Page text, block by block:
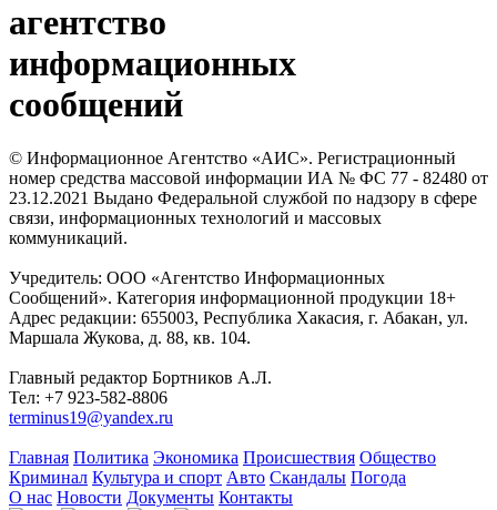
агентство
информационных
сообщений
© Информационное Агентство «АИС». Регистрационный
номер средства массовой информации ИА № ФС 77 - 82480 от
23.12.2021 Выдано Федеральной службой по надзору в сфере
связи, информационных технологий и массовых
коммуникаций.
Учредитель: ООО «Агентство Информационных
Сообщений». Категория информационной продукции 18+
Адрес редакции: 655003, Республика Хакасия, г. Абакан, ул.
Маршала Жукова, д. 88, кв. 104.
Главный редактор Бортников А.Л.
Тел: +7 923-582-8806
terminus19@yandex.ru
Главная Политика Экономика Происшествия Общество
Криминал Культура и спорт Авто Скандалы Погода
О нас Новости Документы Контакты